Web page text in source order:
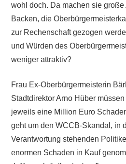
wohl doch. Da machen sie
Backen, die
zur Rechenschaft gezogen
und Würden des
weniger attraktiv?
Frau Ex-Oberbürgermeisterin
Stadtdirektor Arno Hüber müssen
jeweils eine Million Euro
geht um den WCCB-Skandal, in
Verantwortung stehenden
enormen Schaden in Kauf